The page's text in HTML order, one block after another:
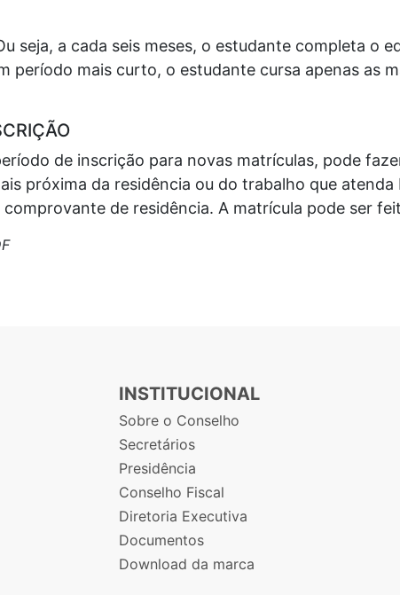
seja, a cada seis meses, o estudante completa o
período mais curto, o estudante cursa apenas as
de inscrição para novas matrículas, pode
próxima da residência ou do trabalho que
de residência. A matrícula pode ser
INSTITUCIONAL
Sobre o Conselho
Secretários
Presidência
Conselho Fiscal
Diretoria Executiva
Documentos
Download da marca